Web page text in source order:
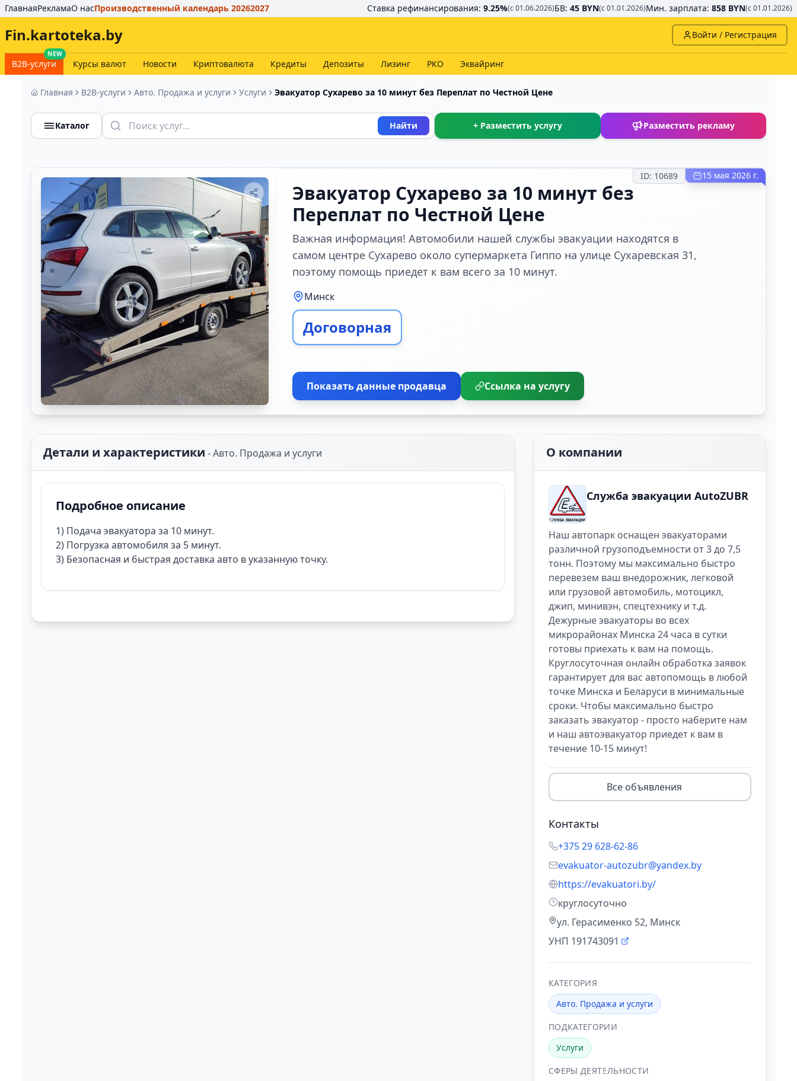
ГлавнаяРекламаО насПроизводственный календарь 20262027 Ставка рефинансирования: 9.25%(с 01.06.2026)БВ: 45 BYN(с 01.01.2026)Мин. зарплата: 858 BYN(с 01.01.2026)
Fin.kartoteka.by Войти / Регистрация
NEW
B2B-услуги Курсы валют Новости Криптовалюта Кредиты Депозиты Лизинг РКО Эквайринг
Главная B2B-услуги Авто. Продажа и услуги Услуги Эвакуатор Сухарево за 10 минут без Переплат по Честной Цене
Каталог Найти + Разместить услугу Разместить рекламу
ID: 10689 15 мая 2026 г.
Эвакуатор Сухарево за 10 минут без
Переплат по Честной Цене
Важная информация! Автомобили нашей службы эвакуации находятся в
самом центре Сухарево около супермаркета Гиппо на улице Сухаревская 31,
поэтому помощь приедет к вам всего за 10 минут.
Минск
Договорная
Показать данные продавца Ссылка на услугу
Детали и характеристики -Авто. Продажа и услуги
Подробное описание
1) Подача эвакуатора за 10 минут.
2) Погрузка автомобиля за 5 минут.
3) Безопасная и быстрая доставка авто в указанную точку.
О компании
Служба эвакуации AutoZUBR
Наш автопарк оснащен эвакуаторами
различной грузоподъемности от 3 до 7,5
тонн. Поэтому мы максимально быстро
перевезем ваш внедорожник, легковой
или грузовой автомобиль, мотоцикл,
джип, минивэн, спецтехнику и т.д.
Дежурные эвакуаторы во всех
микрорайонах Минска 24 часа в сутки
готовы приехать к вам на помощь.
Круглосуточная онлайн обработка заявок
гарантирует для вас автопомощь в любой
точке Минска и Беларуси в минимальные
сроки. Чтобы максимально быстро
заказать эвакуатор - просто наберите нам
и наш автоэвакуатор приедет к вам в
течение 10-15 минут!
Все объявления
Контакты
+375 29 628-62-86
evakuator-autozubr@yandex.by
https://evakuatori.by/
круглосуточно
ул. Герасименко 52, Минск
УНП 191743091
КАТЕГОРИЯ
Авто. Продажа и услуги
ПОДКАТЕГОРИИ
Услуги
СФЕРЫ ДЕЯТЕЛЬНОСТИ